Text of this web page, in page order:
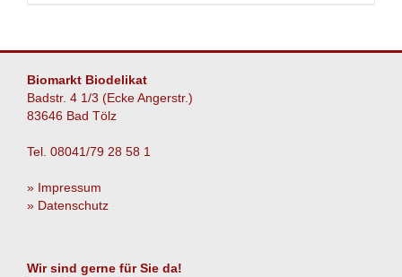
Biomarkt Biodelikat
Badstr. 4 1/3 (Ecke Angerstr.)
83646 Bad Tölz
Tel. 08041/79 28 58 1
» Impressum
» Datenschutz
Wir sind gerne für Sie da!